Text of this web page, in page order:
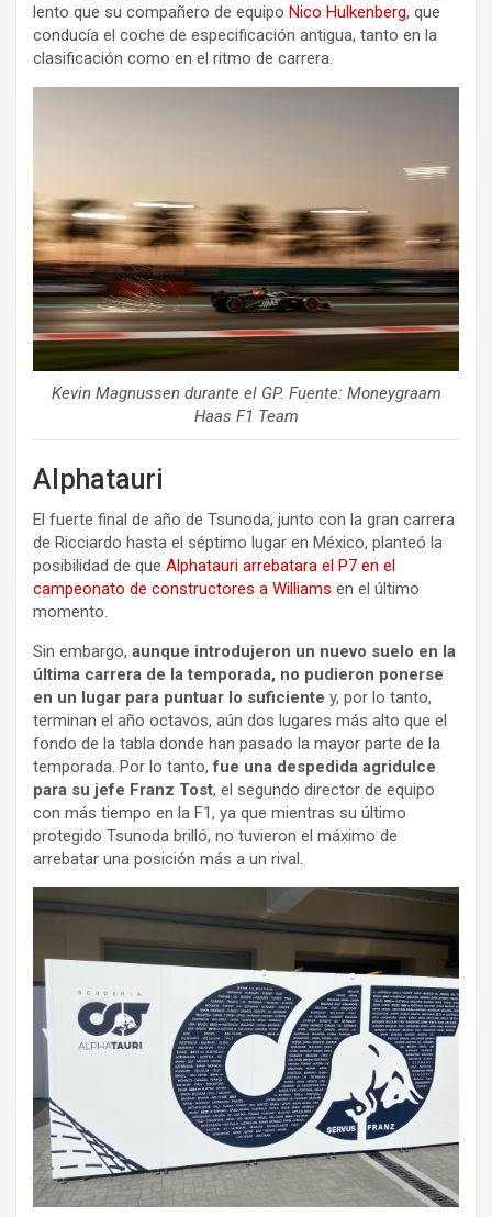
lento que su compañero de equipo Nico Hulkenberg, que
conducía el coche de especificación antigua, tanto en la
clasificación como en el ritmo de carrera.
Kevin Magnussen durante el GP. Fuente: Moneygraam
Haas F1 Team
Alphatauri
El fuerte final de año de Tsunoda, junto con la gran carrera
de Ricciardo hasta el séptimo lugar en México, planteó la
posibilidad de que Alphatauri arrebatara el P7 en el
campeonato de constructores a Williams en el último
momento.
Sin embargo, aunque introdujeron un nuevo suelo en la
última carrera de la temporada, no pudieron ponerse
en un lugar para puntuar lo suficiente y, por lo tanto,
terminan el año octavos, aún dos lugares más alto que el
fondo de la tabla donde han pasado la mayor parte de la
temporada. Por lo tanto,fue una despedida agridulce
para su jefe Franz Tost, el segundo director de equipo
con más tiempo en la F1, ya que mientras su último
protegido Tsunoda brilló, no tuvieron el máximo de
arrebatar una posición más a un rival.